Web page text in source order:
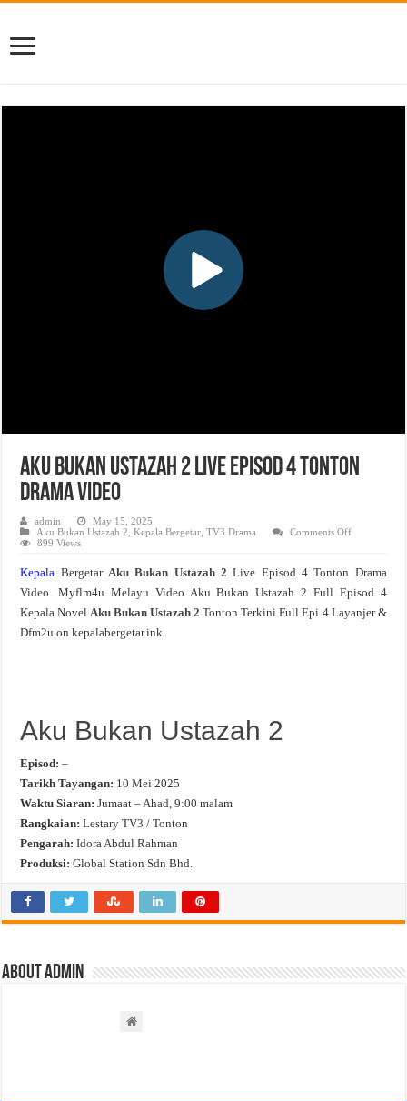
Aku Bukan Ustazah 2 Live Episod 4 Tonton
Drama Video
admin
May 15, 2025
Aku Bukan Ustazah 2 ,Kepala Bergetar ,TV3 Drama Comments Offon
2
Episod
Tonton
899 Views
Kepala Bergetar Aku Bukan Ustazah 2Live Episod 4 Tonton Drama
Video. Myflm4u Melayu Video Aku Bukan Ustazah 2 Full Episod 4
Kepala Novel Aku Bukan Ustazah 2Tonton Terkini Full Epi 4 Layanjer &
Dfm2u on kepalabergetar.ink.
Aku Bukan Ustazah 2
Episod: –
Tarikh Tayangan: 10 Mei 2025
Waktu Siaran: Jumaat – Ahad, 9:00 malam
Rangkaian:Lestary TV3 / Tonton
Pengarah: Idora Abdul Rahman
Produksi: Global Station Sdn Bhd.
About admin